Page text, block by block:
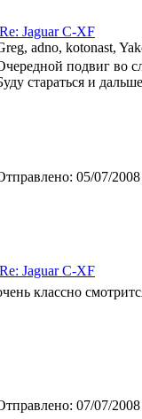
Re: Jaguar C-XF
adno, kotonast,
подвиг во
стараться и
05/07/
Re: Jaguar C-XF
классно
07/07/